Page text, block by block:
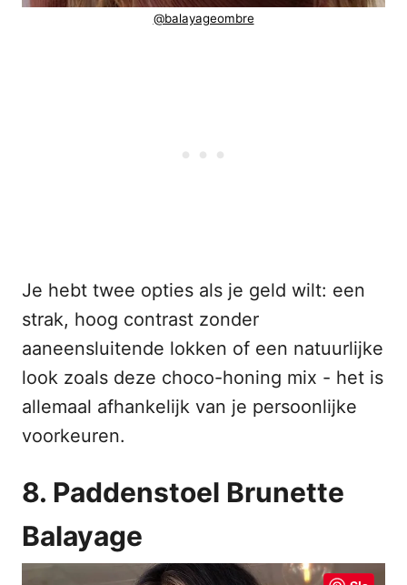
@balayageombre
Je hebt twee opties als je geld wilt: een
strak, hoog contrast zonder
aaneensluitende lokken of een natuurlijke
look zoals deze choco-honing mix - het is
allemaal afhankelijk van je persoonlijke
voorkeuren.
8. Paddenstoel Brunette
Balayage